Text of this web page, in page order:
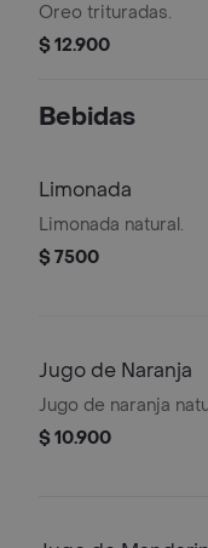
Oreo trituradas.
$ 12.900
Bebidas
Limonada
Limonada natural.
$ 7500
Jugo de Naranja
Jugo de naranja
$ 10.900